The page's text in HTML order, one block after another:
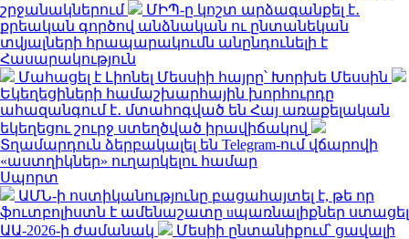
շրջանակներում
ՄԻՊ-ը կոշտ արձագանքել է․
քրեական գործով անձնական ու ընտանեկան
տվյալների հրապարակումն անընդունելի է
Հասարակություն
Մահացել է Լիոնել Մեսսիի հայրը՝ Խորխե Մեսսին
Եկեղեցիների համաշխարհային խորհուրդը
ահազանգում է․ մտահոգված են Հայ առաքելական
եկեղեցու շուրջ ստեղծված իրավիճակով
Տղամարդուն ձերբակալել են Telegram-ում վճարովի
«աստղիկներ» ուղարկելու համար
Սպորտ
ԱՄՆ-ի ոստիկանությունը բացահայտել է, թե որ
ֆուտբոլիստն է ամենաշատը uպառնալիքներ ստացել
ԱԱ-2026-ի ժամանակ
Մեսիի ընտանիքում՝ ցավալի